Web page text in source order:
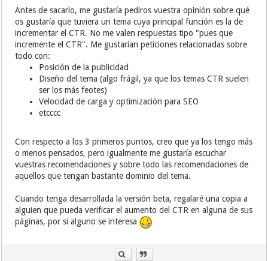
Antes de sacarlo, me gustaría pediros vuestra opinión sobre qué
os gustaría que tuviera un tema cuya principal función es la de
incrementar el CTR. No me valen respuestas tipo "pues que
incremente el CTR". Me gustarían peticiones relacionadas sobre
todo con:
Posición de la publicidad
Diseño del tema (algo frágil, ya que los temas CTR suelen
ser los más feotes)
Velocidad de carga y optimización para SEO
etcccc
Con respecto a los 3 primeros puntos, creo que ya los tengo más
o menos pensados, pero igualmente me gustaría escuchar
vuestras recomendaciones y sobre todo las recomendaciones de
aquellos que tengan bastante dominio del tema.
Cuando tenga desarrollada la versión beta, regalaré una copia a
alguien que pueda verificar el aumento del CTR en alguna de sus
páginas, por si alguno se interesa